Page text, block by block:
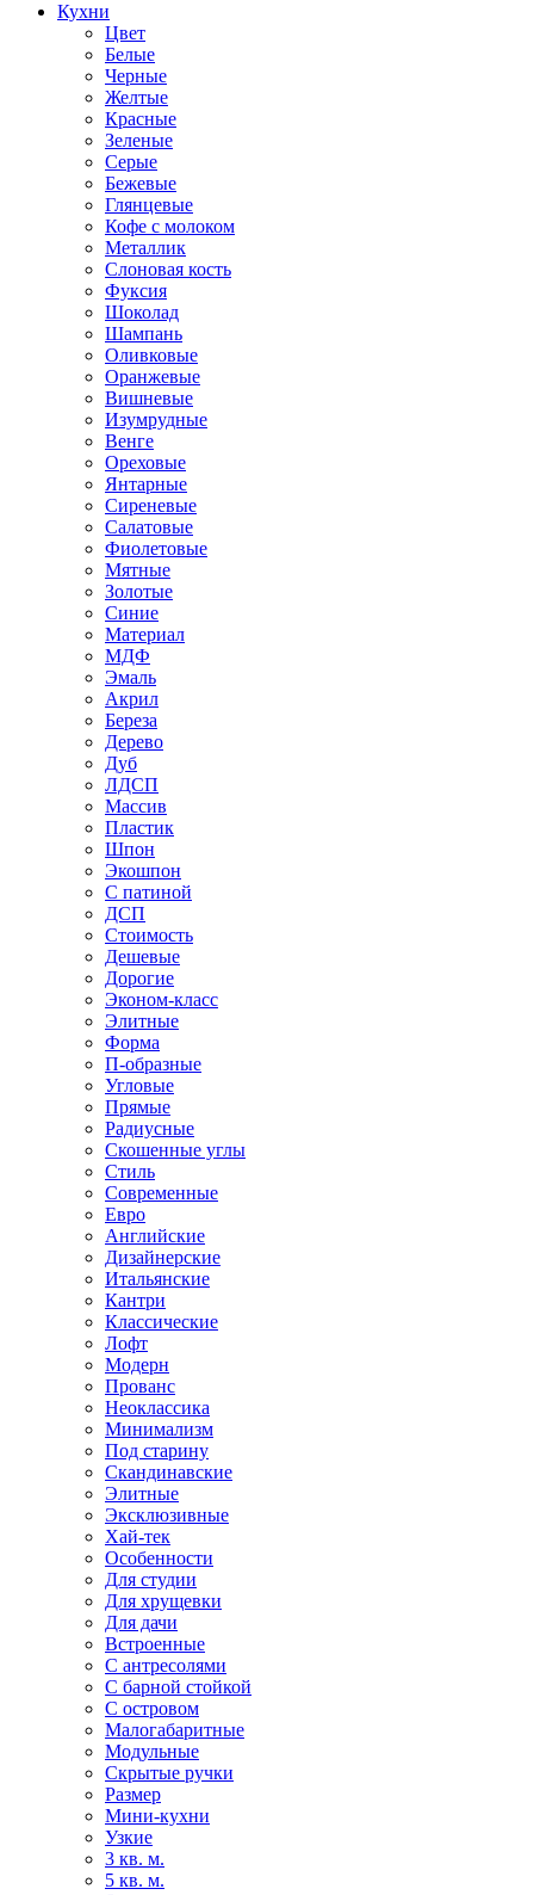
Кухни
Цвет
Белые
Черные
Желтые
Красные
Зеленые
Серые
Бежевые
Глянцевые
Кофе с молоком
Металлик
Слоновая кость
Фуксия
Шоколад
Шампань
Оливковые
Оранжевые
Вишневые
Изумрудные
Венге
Ореховые
Янтарные
Сиреневые
Салатовые
Фиолетовые
Мятные
Золотые
Синие
Материал
МДФ
Эмаль
Акрил
Береза
Дерево
Дуб
ЛДСП
Массив
Пластик
Шпон
Экошпон
С патиной
ДСП
Стоимость
Дешевые
Дорогие
Эконом-класс
Элитные
Форма
П-образные
Угловые
Прямые
Радиусные
Скошенные углы
Стиль
Современные
Евро
Английские
Дизайнерские
Итальянские
Кантри
Классические
Лофт
Модерн
Прованс
Неоклассика
Минимализм
Под старину
Скандинавские
Элитные
Эксклюзивные
Хай-тек
Особенности
Для студии
Для хрущевки
Для дачи
Встроенные
С антресолями
С барной стойкой
С островом
Малогабаритные
Модульные
Скрытые ручки
Размер
Мини-кухни
Узкие
3 кв. м.
5 кв. м.